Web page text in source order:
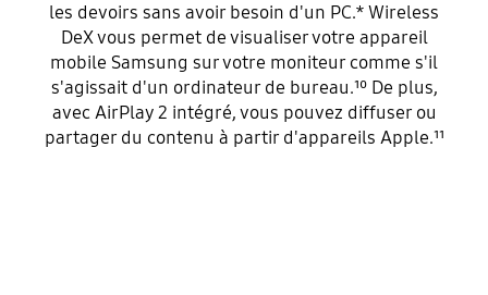
les devoirs sans avoir besoin d'un PC.* Wireless
DeX vous permet de visualiser votre appareil
mobile Samsung sur votre moniteur comme s'il
s'agissait d'un ordinateur de bureau.¹⁰ De plus,
avec AirPlay 2 intégré, vous pouvez diffuser ou
partager du contenu à partir d'appareils Apple.¹¹